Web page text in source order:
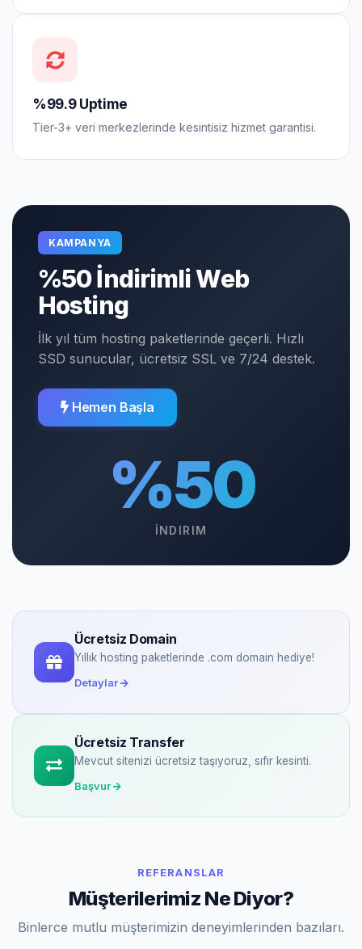
%99.9 Uptime
Tier-3+ veri merkezlerinde kesintisiz hizmet garantisi.
KAMPANYA
%50 İndirimli Web
Hosting
İlk yıl tüm hosting paketlerinde geçerli. Hızlı
SSD sunucular, ücretsiz SSL ve 7/24 destek.
Hemen Başla
%50
İNDIRIM
Ücretsiz Domain
Yıllık hosting paketlerinde .com domain hediye!
Detaylar
Ücretsiz Transfer
Mevcut sitenizi ücretsiz taşıyoruz, sıfır kesinti.
Başvur
REFERANSLAR
Müşterilerimiz Ne Diyor?
Binlerce mutlu müşterimizin deneyimlerinden bazıları.